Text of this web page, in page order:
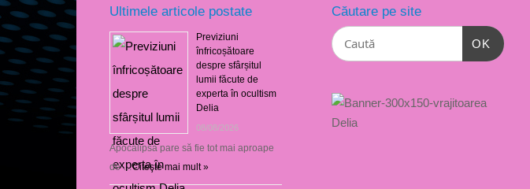
Ultimele articole postate
Previziuni
înfricoșătoare
despre sfârșitul
lumii făcute de
experta în ocultism
Delia
08/08/2026
Apocalipsa pare să fie tot mai aproape
de …Citeşte mai mult »
Căutare pe site
OK